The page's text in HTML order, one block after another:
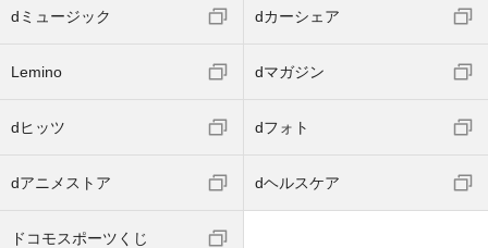
dミュージック dカーシェア
Lemino dマガジン
dヒッツ dフォト
dアニメストア dヘルスケア
ドコモスポーツくじ